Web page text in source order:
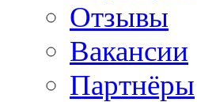
Отзывы
Вакансии
Партнёры